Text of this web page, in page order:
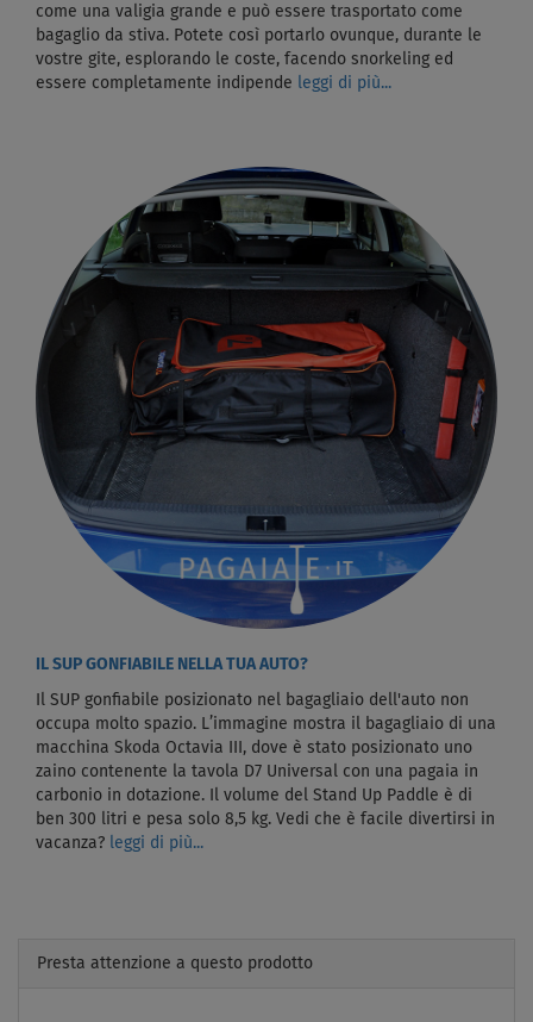
come una valigia grande e può essere trasportato come
bagaglio da stiva. Potete così portarlo ovunque, durante le
vostre gite, esplorando le coste, facendo snorkeling ed
essere completamente indipende leggi di più...
IL SUP GONFIABILE NELLA TUA AUTO?
Il SUP gonfiabile posizionato nel bagagliaio dell'auto non
occupa molto spazio. L’immagine mostra il bagagliaio di una
macchina Skoda Octavia III, dove è stato posizionato uno
zaino contenente la tavola D7 Universal con una pagaia in
carbonio in dotazione. Il volume del Stand Up Paddle è di
ben 300 litri e pesa solo 8,5 kg. Vedi che è facile divertirsi in
vacanza? leggi di più...
Presta attenzione a questo prodotto